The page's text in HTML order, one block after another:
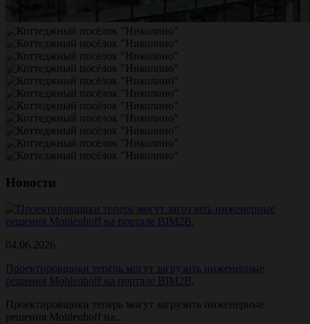
Новости
04.06.2026
Проектировщики теперь могут загрузить инженерные
решения Mohlenhoff на портале BIM2B.
Проектировщики теперь могут загрузить инженерные
решения Mohlenhoff на...